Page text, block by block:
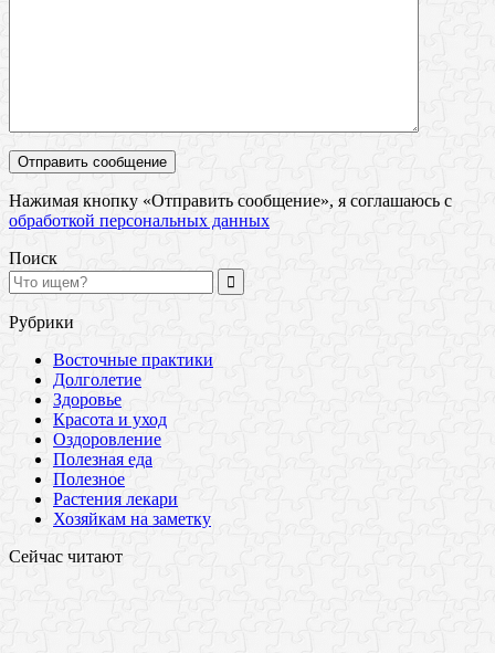
Нажимая кнопку «Отправить сообщение», я соглашаюсь с
обработкой персональных данных
Поиск
Рубрики
Восточные практики
Долголетие
Здоровье
Красота и уход
Оздоровление
Полезная еда
Полезное
Растения лекари
Хозяйкам на заметку
Сейчас читают